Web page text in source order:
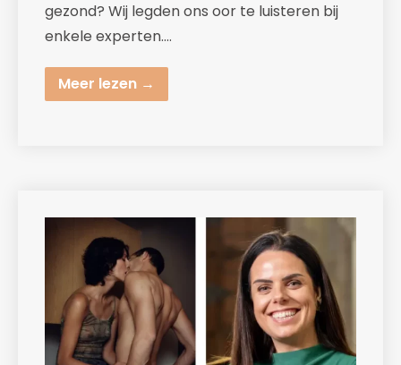
gezond? Wij legden ons oor te luisteren bij
enkele experten….
Meer lezen →